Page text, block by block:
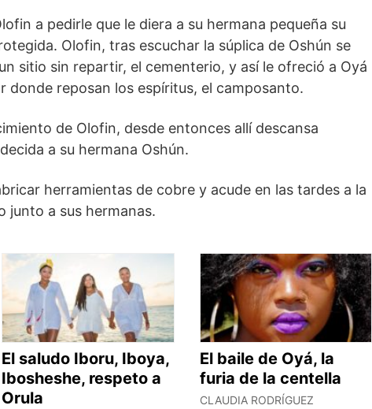
a pedirle que le diera a su hermana pequeña su
Olofin, tras escuchar la súplica de Oshún se
sitio sin repartir, el cementerio, y así le ofreció a Oyá
donde reposan los espíritus, el camposanto.
de Olofin, desde entonces allí descansa
a su hermana Oshún.
herramientas de cobre y acude en las tardes a la
junto a sus hermanas.
El saludo Iboru, Iboya,
Ibosheshe, respeto a
Orula
El baile de Oyá, la
furia de la centella
CLAUDIA RODRÍGUEZ